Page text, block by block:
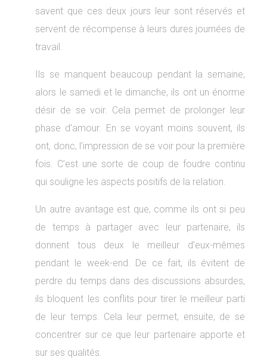
savent que ces deux jours leur sont réservés et
servent de récompense à leurs dures journées de
travail.
Ils se manquent beaucoup pendant la semaine,
alors le samedi et le dimanche, ils ont un énorme
désir de se voir. Cela permet de prolonger leur
phase d’amour. En se voyant moins souvent, ils
ont, donc, l’impression de se voir pour la première
fois. C’est une sorte de coup de foudre continu
qui souligne les aspects positifs de la relation.
Un autre avantage est que, comme ils ont si peu
de temps à partager avec leur partenaire, ils
donnent tous deux le meilleur d’eux-mêmes
pendant le week-end. De ce fait, ils évitent de
perdre du temps dans des discussions absurdes,
ils bloquent les conflits pour tirer le meilleur parti
de leur temps. Cela leur permet, ensuite, de se
concentrer sur ce que leur partenaire apporte et
sur ses qualités.